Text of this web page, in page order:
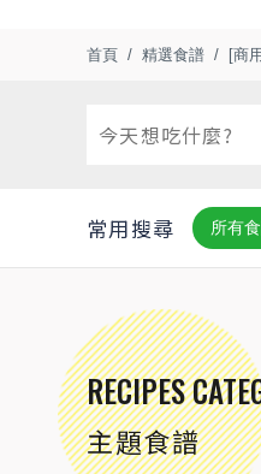
首頁 精選食譜 [商
常用搜尋 所有
RECIPES
主題食譜